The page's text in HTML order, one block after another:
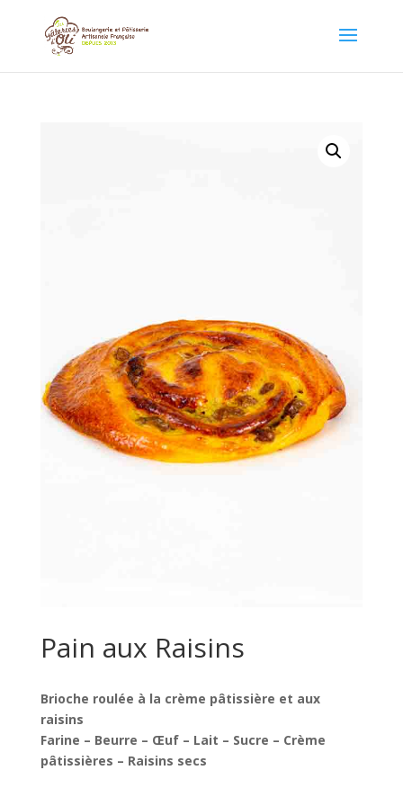
Pain aux Raisins
Brioche roulée à la crème pâtissière et aux
raisins
Farine – Beurre – Œuf – Lait – Sucre – Crème
pâtissières – Raisins secs